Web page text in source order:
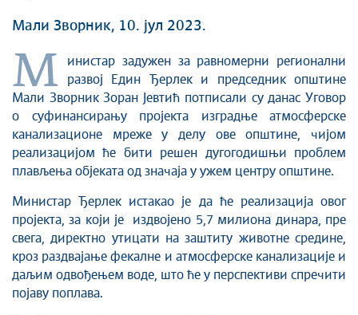
Мали Зворник, 10. јул 2023.
М
инистар задужен за равномерни регионални
развој Един Ђерлек и председник општине
Мали Зворник Зоран Јевтић потписали су данас Уговор
о суфинансирању пројекта изградње атмосферске
канализационе мреже у делу ове општине, чијом
реализацијом ће бити решен дугогодишњи проблем
плављења објеката од значаја у ужем центру општине.
Министар Ђерлек истакао је да ће реализација овог
пројекта, за који је издвојено 5,7 милиона динара, пре
свега, директно утицати на заштиту животне средине,
кроз раздвајање фекалне и атмосферске канализације и
даљим одвођењем воде, што ће у перспективи спречити
појаву поплава.